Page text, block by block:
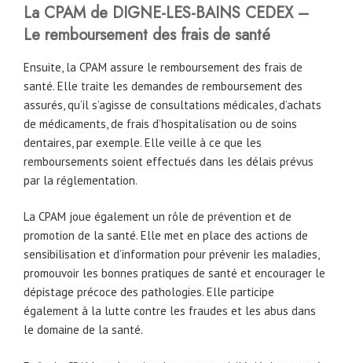
La CPAM de DIGNE-LES-BAINS CEDEX –
Le remboursement des frais de santé
Ensuite, la CPAM assure le remboursement des frais de
santé. Elle traite les demandes de remboursement des
assurés, qu’il s’agisse de consultations médicales, d’achats
de médicaments, de frais d’hospitalisation ou de soins
dentaires, par exemple. Elle veille à ce que les
remboursements soient effectués dans les délais prévus
par la réglementation.
La CPAM joue également un rôle de prévention et de
promotion de la santé. Elle met en place des actions de
sensibilisation et d’information pour prévenir les maladies,
promouvoir les bonnes pratiques de santé et encourager le
dépistage précoce des pathologies. Elle participe
également à la lutte contre les fraudes et les abus dans
le domaine de la santé.